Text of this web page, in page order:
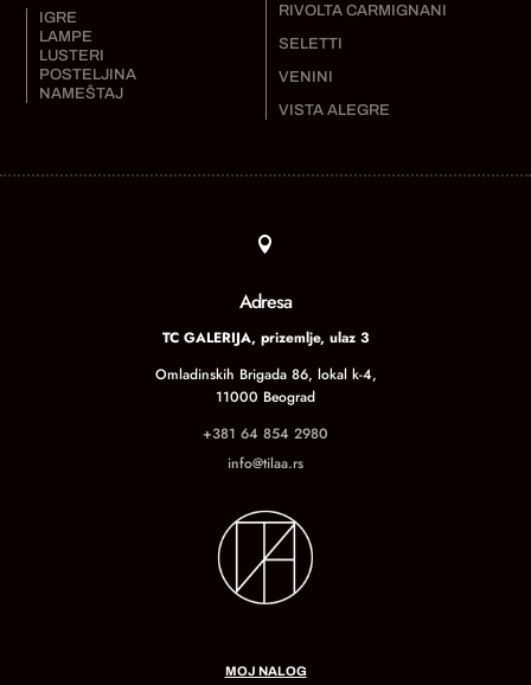
IGRE
LAMPE
LUSTERI
POSTELJINA
NAMEŠTAJ
RIVOLTA CARMIGNANI
SELETTI
VENINI
VISTA ALEGRE

Adresa
TC GALERIJA, prizemlje, ulaz 3
Omladinskih Brigada 86, lokal k-4,
11000 Beograd
+381 64 854 2980
info@tilaa.rs
MOJ NALOG